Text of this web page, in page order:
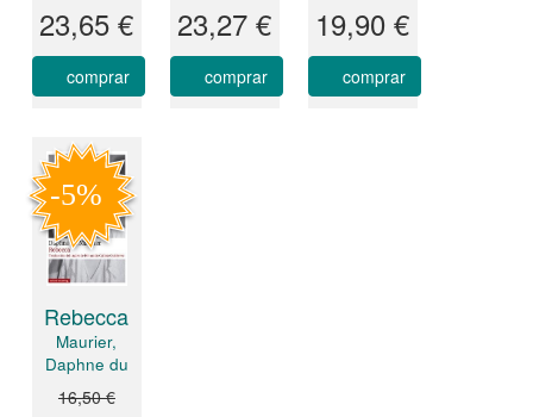
23,65 €
comprar
23,27 €
comprar
19,90 €
comprar
Rebecca
Maurier,
Daphne du
16,50 €